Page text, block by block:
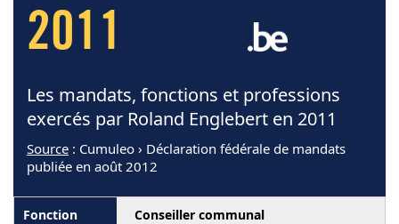
2011
Les mandats, fonctions et professions
exercés par Roland Englebert en 2011
Source : Cumuleo › Déclaration fédérale de mandats
publiée en août 2012
Conseiller communal